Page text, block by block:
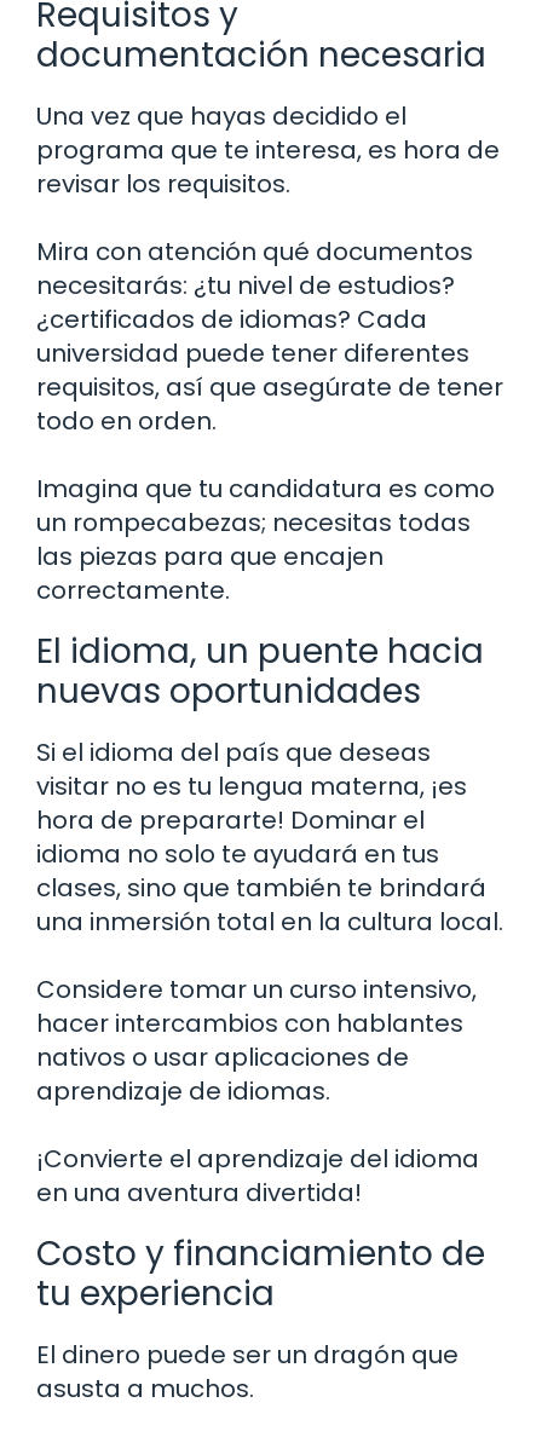
Requisitos y
documentación necesaria
Una vez que hayas decidido el
programa que te interesa, es hora de
revisar los requisitos.
Mira con atención qué documentos
necesitarás: ¿tu nivel de estudios?
¿certificados de idiomas? Cada
universidad puede tener diferentes
requisitos, así que asegúrate de tener
todo en orden.
Imagina que tu candidatura es como
un rompecabezas; necesitas todas
las piezas para que encajen
correctamente.
El idioma, un puente hacia
nuevas oportunidades
Si el idioma del país que deseas
visitar no es tu lengua materna, ¡es
hora de prepararte! Dominar el
idioma no solo te ayudará en tus
clases, sino que también te brindará
una inmersión total en la cultura local.
Considere tomar un curso intensivo,
hacer intercambios con hablantes
nativos o usar aplicaciones de
aprendizaje de idiomas.
¡Convierte el aprendizaje del idioma
en una aventura divertida!
Costo y financiamiento de
tu experiencia
El dinero puede ser un dragón que
asusta a muchos.